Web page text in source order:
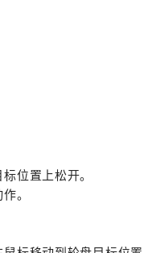
位置上松开。
。